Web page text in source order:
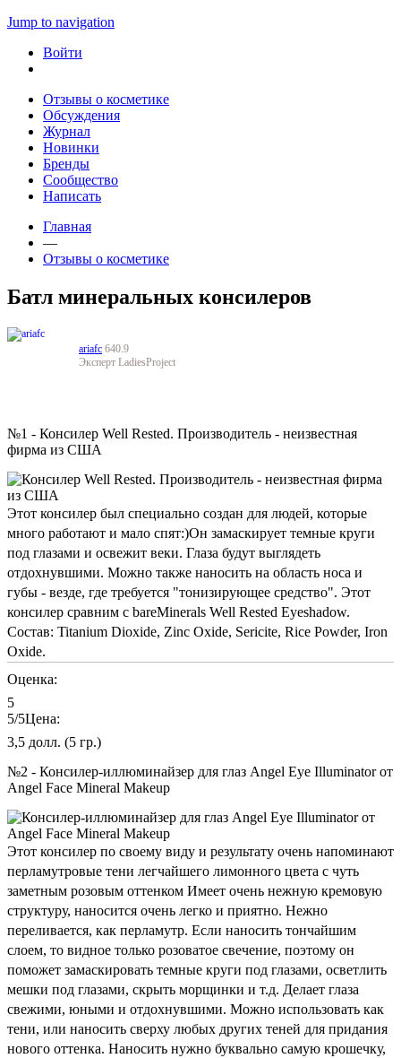
Jump to navigation
Войти
Отзывы о косметике
Обсуждения
Журнал
Новинки
Бренды
Сообщество
Написать
Главная
—
Отзывы о косметике
Батл минеральных консилеров
ariafc 640.9
Эксперт LadiesProject
№1 - Консилер Well Rested. Производитель - неизвестная
фирма из США
Этот консилер был специально создан для людей, которые
много работают и мало спят:)Он замаскирует темные круги
под глазами и освежит веки. Глаза будут выглядеть
отдохнувшими. Можно также наносить на область носа и
губы - везде, где требуется "тонизирующее средство". Этот
консилер сравним с bareMinerals Well Rested Eyeshadow.
Состав: Titanium Dioxide, Zinc Oxide, Sericite, Rice Powder, Iron
Oxide.
Оценка:
5
5/5Цена:
3,5 долл. (5 гр.)
№2 - Консилер-иллюминайзер для глаз Angel Eye Illuminator от
Angel Face Mineral Makeup
Этот консилер по своему виду и результату очень напоминают
перламутровые тени легчайшего лимонного цвета с чуть
заметным розовым оттенком Имеет очень нежную кремовую
структуру, наносится очень легко и приятно. Нежно
переливается, как перламутр. Если наносить тончайшим
слоем, то видное только розоватое свечение, поэтому он
поможет замаскировать темные круги под глазами, осветлить
мешки под глазами, скрыть морщинки и т.д. Делает глаза
свежими, юными и отдохнувшими. Можно использовать как
тени, или наносить сверху любых других теней для придания
нового оттенка. Наносить нужно буквально самую крошечку,